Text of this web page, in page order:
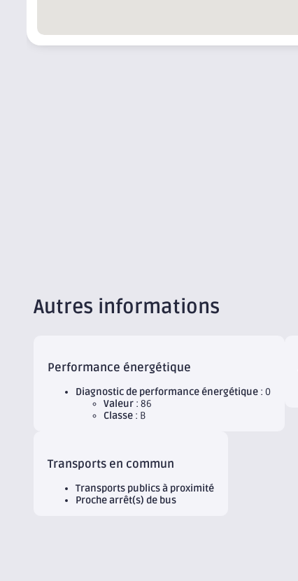
Autres informations
Performance énergétique
Diagnostic de performance énergétique : 0
Valeur : 86
Classe : B
Transports en commun
Transports publics à proximité
Proche arrêt(s) de bus